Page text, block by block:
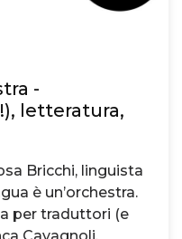
-
letteratura,
Bricchi, linguista
è un’orchestra.
per traduttori (e